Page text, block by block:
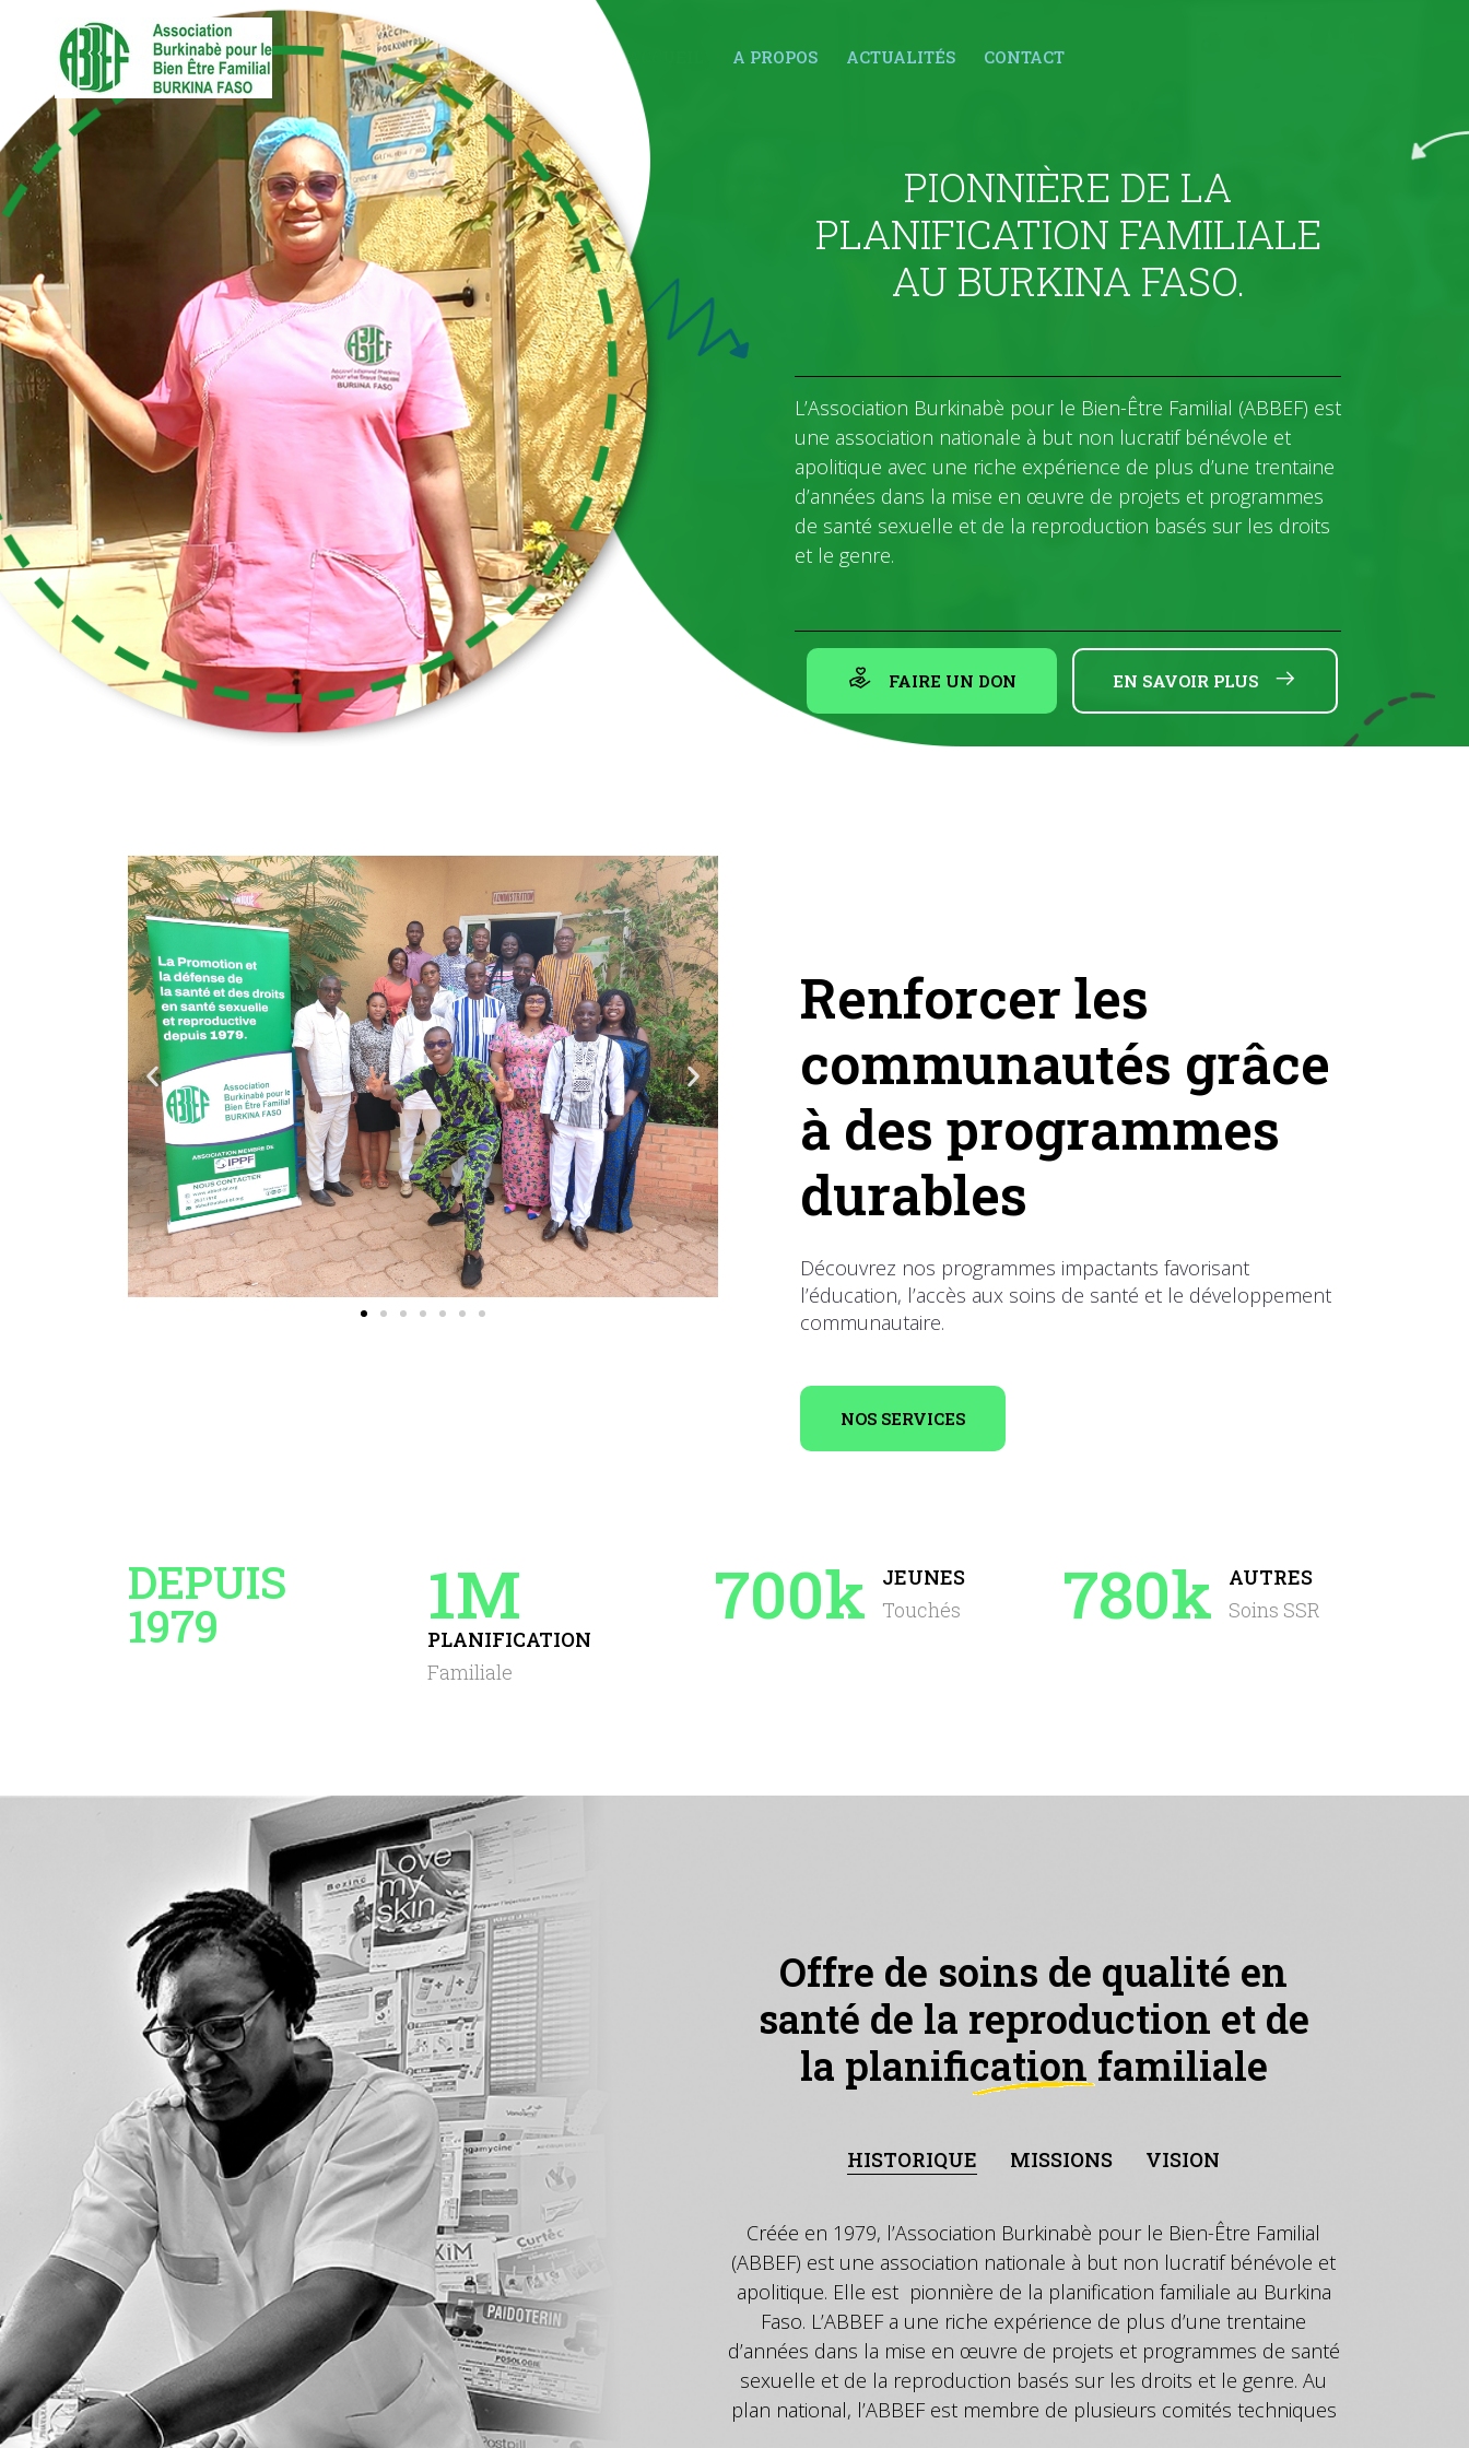
ACCUEIL A PROPOS ACTUALITÉS CONTACT
PIONNIÈRE DE LA
PLANIFICATION FAMILIALE
AU BURKINA FASO.
L’Association Burkinabè pour le Bien-Être Familial (ABBEF) est
une association nationale à but non lucratif bénévole et
apolitique avec une riche expérience de plus d’une trentaine
d’années dans la mise en œuvre de projets et programmes
de santé sexuelle et de la reproduction basés sur les droits
et le genre.
FAIRE UN DON EN SAVOIR PLUS
Renforcer les
communautés grâce
à des programmes
durables
Découvrez nos programmes impactants favorisant
l’éducation, l’accès aux soins de santé et le développement
communautaire.
NOS SERVICES
DEPUIS
1979 1M
PLANIFICATION
Familiale
700k
JEUNES
Touchés
780k
AUTRES
Soins SSR
Offre de soins de qualité en
santé de la reproduction et de
la planification familiale
HISTORIQUE MISSIONS VISION
Créée en 1979, l’Association Burkinabè pour le Bien-Être Familial
(ABBEF) est une association nationale à but non lucratif bénévole et
apolitique. Elle est pionnière de la planification familiale au Burkina
Faso. L’ABBEF a une riche expérience de plus d’une trentaine
d’années dans la mise en œuvre de projets et programmes de santé
sexuelle et de la reproduction basés sur les droits et le genre. Au
plan national, l’ABBEF est membre de plusieurs comités techniques